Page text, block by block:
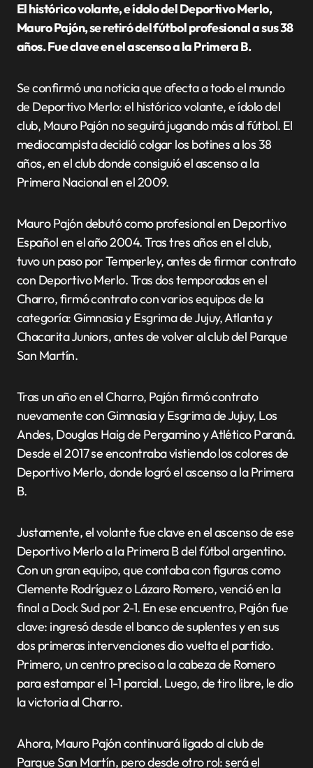
El histórico volante, e ídolo del Deportivo Merlo,
Mauro Pajón, se retiró del fútbol profesional a sus 38
años. Fue clave en el ascenso a la Primera B.
Se confirmó una noticia que afecta a todo el mundo
de Deportivo Merlo: el histórico volante, e ídolo del
club, Mauro Pajón no seguirá jugando más al fútbol. El
mediocampista decidió colgar los botines a los 38
años, en el club donde consiguió el ascenso a la
Primera Nacional en el 2009.
Mauro Pajón debutó como profesional en Deportivo
Español en el año 2004. Tras tres años en el club,
tuvo un paso por Temperley, antes de firmar contrato
con Deportivo Merlo. Tras dos temporadas en el
Charro, firmó contrato con varios equipos de la
categoría: Gimnasia y Esgrima de Jujuy, Atlanta y
Chacarita Juniors, antes de volver al club del Parque
San Martín.
Tras un año en el Charro, Pajón firmó contrato
nuevamente con Gimnasia y Esgrima de Jujuy, Los
Andes, Douglas Haig de Pergamino y Atlético Paraná.
Desde el 2017 se encontraba vistiendo los colores de
Deportivo Merlo, donde logró el ascenso a la Primera
B.
Justamente, el volante fue clave en el ascenso de ese
Deportivo Merlo a la Primera B del fútbol argentino.
Con un gran equipo, que contaba con figuras como
Clemente Rodríguez o Lázaro Romero, venció en la
final a Dock Sud por 2-1. En ese encuentro, Pajón fue
clave: ingresó desde el banco de suplentes y en sus
dos primeras intervenciones dio vuelta el partido.
Primero, un centro preciso a la cabeza de Romero
para estampar el 1-1 parcial. Luego, de tiro libre, le dio
la victoria al Charro.
Ahora, Mauro Pajón continuará ligado al club de
Parque San Martín, pero desde otro rol: será el